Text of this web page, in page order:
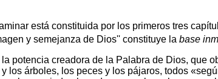
está constituida por los primeros tres
y semejanza de Dios'' constituye la base
potencia creadora de la Palabra de Dios, que
los árboles, los peces y los pájaros, todos